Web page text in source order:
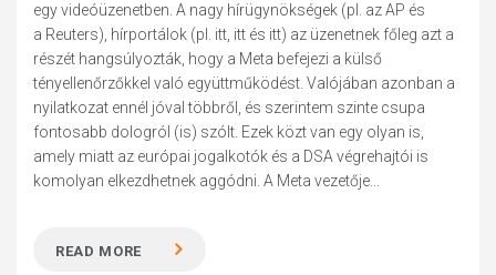
egy videóüzenetben. A nagy hírügynökségek (pl. az AP és
a Reuters), hírportálok (pl. itt, itt és itt) az üzenetnek főleg azt a
részét hangsúlyozták, hogy a Meta befejezi a külső
tényellenőrzőkkel való együttműködést. Valójában azonban a
nyilatkozat ennél jóval többről, és szerintem szinte csupa
fontosabb dologról (is) szólt. Ezek közt van egy olyan is,
amely miatt az európai jogalkotók és a DSA végrehajtói is
komolyan elkezdhetnek aggódni. A Meta vezetője...
READ MORE